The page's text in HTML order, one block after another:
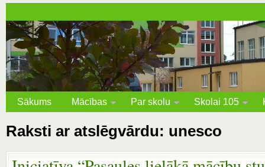
Sākums Mācības Par skolu Skolai 105
Raksti ar atslēgvārdu: unesco